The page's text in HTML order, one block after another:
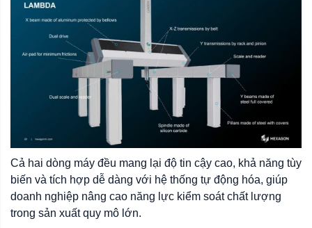
Cả hai dòng máy đều mang lại độ tin cậy cao, khả năng tùy
biến và tích hợp dễ dàng với hệ thống tự động hóa, giúp
doanh nghiệp nâng cao năng lực kiểm soát chất lượng
trong sản xuất quy mô lớn.